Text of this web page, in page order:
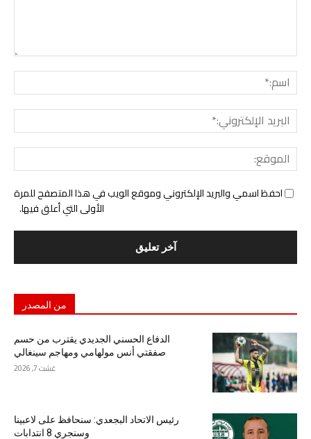
احفظ اسمي والبريد الإلكتروني وموقع الويب في هذا المتصفح للمرة
الأولى التي أعلق فيها.
من المصدر
الدفاع الحسني الجديدي يقترب من حسم
صفقتي أنس مولهامي ومهاجم سينغالي
غشت 7, 2026
رئيس الاتحاد البجعدي: سنحافظ على لاعبينا
وسنجري 8 انتدابات